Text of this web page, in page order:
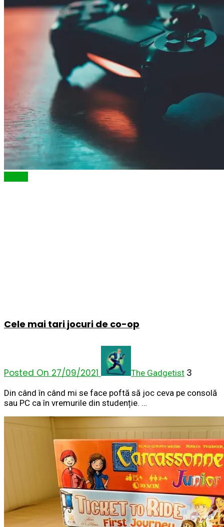
Cele mai tari jocuri de co-op
Posted On 27/09/2021 The Gadgetist 3
Din când în când mi se face poftă să joc ceva pe consolă
sau PC ca în vremurile din studenție. …